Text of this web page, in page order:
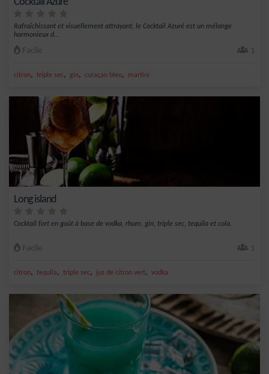
Rafraîchissant et visuellement attrayant, le Cocktail Azuré est un mélange
harmonieux d...
Facile 1
citron, triple sec, gin, curaçao bleu, martini
Long island
Cocktail fort en goût à base de vodka, rhum, gin, triple sec, tequila et cola.
Facile 1
citron, tequila, triple sec, jus de citron vert, vodka